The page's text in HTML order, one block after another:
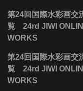
第24回国際水彩画交
覧 24rd JIWI
WORKS
第24回国際水彩画交
覧 24rd JIWI
WORKS